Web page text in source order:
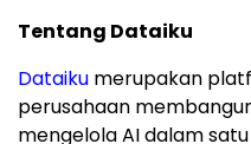
Tentang Dataiku
Dataiku merupakan
perusahaan
mengelola AI dalam